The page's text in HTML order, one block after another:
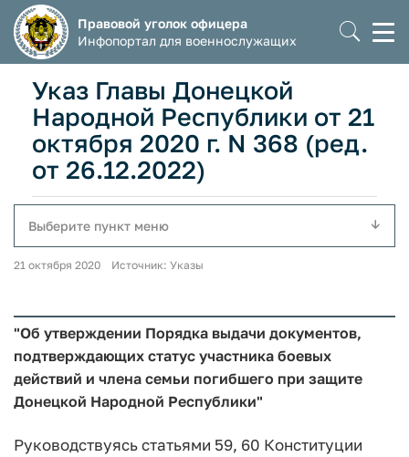
Правовой уголок офицера
Инфопортал для военнослужащих
Указ Главы Донецкой
Народной Республики от 21
октября 2020 г. N 368 (ред.
от 26.12.2022)
Выберите пункт меню
21 октября 2020 Источник: Указы
"Об утверждении Порядка выдачи документов,
подтверждающих статус участника боевых
действий и члена семьи погибшего при защите
Донецкой Народной Республики"
Руководствуясь статьями 59, 60 Конституции